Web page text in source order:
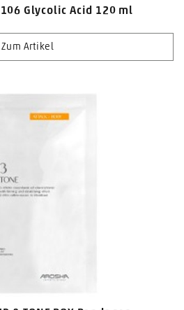
.106 Glycolic Acid 120 ml
Zum Artikel